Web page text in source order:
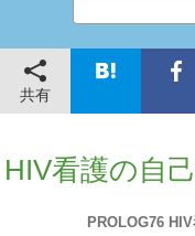
共有
HIV看護の自
PROLOG76